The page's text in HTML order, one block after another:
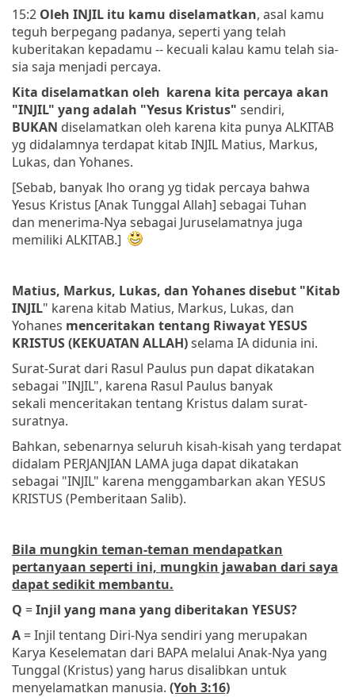
15:2 Oleh INJIL itu kamu diselamatkan, asal kamu
teguh berpegang padanya, seperti yang telah
kuberitakan kepadamu -- kecuali kalau kamu telah sia-
sia saja menjadi percaya.
Kita diselamatkan oleh karena kita percaya akan
"INJIL" yang adalah "Yesus Kristus" sendiri,
BUKAN diselamatkan oleh karena kita punya ALKITAB
yg didalamnya terdapat kitab INJIL Matius, Markus,
Lukas, dan Yohanes.
[Sebab, banyak lho orang yg tidak percaya bahwa
Yesus Kristus [Anak Tunggal Allah] sebagai Tuhan
dan menerima-Nya sebagai Juruselamatnya juga
memiliki ALKITAB.]
Matius, Markus, Lukas, dan Yohanes disebut "Kitab
INJIL" karena kitab Matius, Markus, Lukas, dan
Yohanes menceritakan tentang Riwayat YESUS
KRISTUS (KEKUATAN ALLAH)selama IA didunia ini.
Surat-Surat dari Rasul Paulus pun dapat dikatakan
sebagai "INJIL", karena Rasul Paulus banyak
sekali menceritakan tentang Kristus dalam surat-
suratnya.
Bahkan, sebenarnya seluruh kisah-kisah yang terdapat
didalam PERJANJIAN LAMA juga dapat dikatakan
sebagai "INJIL" karena menggambarkan akan YESUS
KRISTUS (Pemberitaan Salib).
Bila mungkin teman-teman mendapatkan
pertanyaan seperti ini, mungkin jawaban dari saya
dapat sedikit membantu.
Q =Injil yang mana yang diberitakan YESUS?
A = Injil tentang Diri-Nya sendiri yang merupakan
Karya Keselematan dari BAPA melalui Anak-Nya yang
Tunggal (Kristus) yang harus disalibkan untuk
menyelamatkan manusia. (Yoh 3:16)